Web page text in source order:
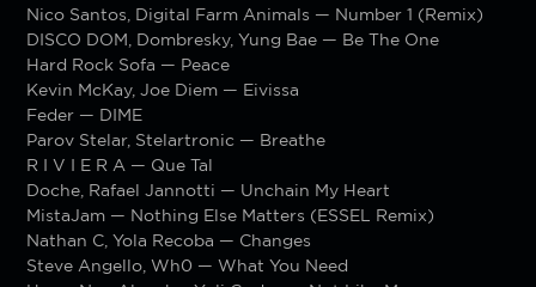
Nico Santos, Digital Farm Animals — Number 1 (Remix)
DISCO DOM, Dombresky, Yung Bae — Be The One
Hard Rock Sofa — Peace
Kevin McKay, Joe Diem — Eivissa
Feder — DIME
Parov Stelar, Stelartronic — Breathe
R I V I E R A — Que Tal
Doche, Rafael Jannotti — Unchain My Heart
MistaJam — Nothing Else Matters (ESSEL Remix)
Nathan C, Yola Recoba — Changes
Steve Angello, Wh0 — What You Need